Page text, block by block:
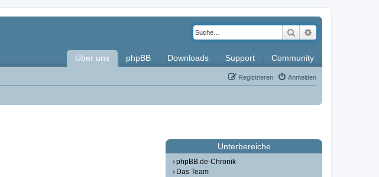
Suche
Über uns phpBB Downloads Support Community
Anmelden
Registrieren
Unterbereiche
phpBB.de-Chronik
Das Team